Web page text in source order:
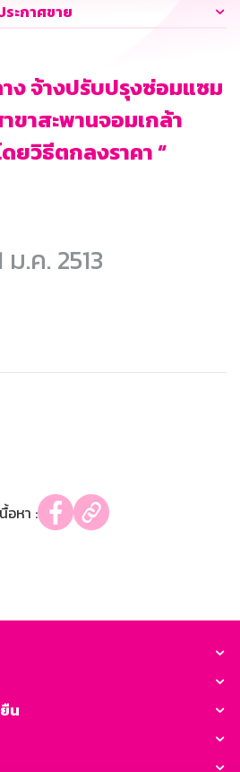
ะกาศขาย
าง จ้างปรับปรุงซ่อมแซม
ขาสะพานจอมเกล้า
ยวิธีตกลงราคา “
.ค. 2513
อหา :
น